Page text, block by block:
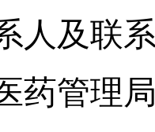
人及联
药管理